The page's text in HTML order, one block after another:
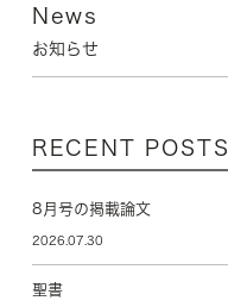
News
お知らせ
RECENT POSTS
8月号の掲載論文
2026.07.30
聖書